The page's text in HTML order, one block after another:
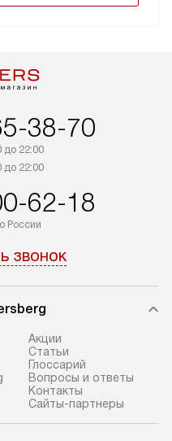
38-70
до 22:00
до 22:00
62-18
России
звонок
Акции
Cтатьи
Глоссарий
Вопросы и ответы
Контакты
Сайты-партнеры